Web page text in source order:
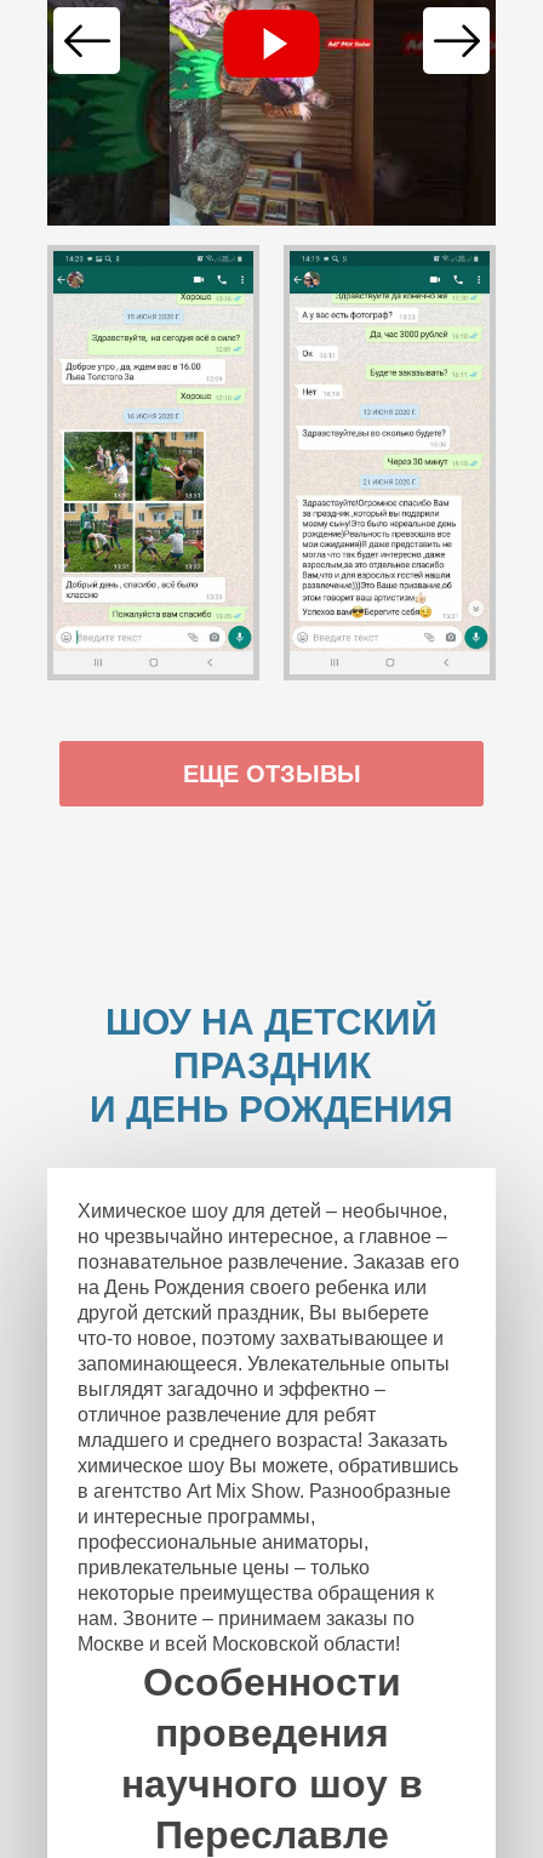
ЕЩЕ ОТЗЫВЫ
ШОУ НА ДЕТСКИЙ
ПРАЗДНИК
И ДЕНЬ РОЖДЕНИЯ
Химическое шоу для детей – необычное,
но чрезвычайно интересное, а главное –
познавательное развлечение. Заказав его
на День Рождения своего ребенка или
другой детский праздник, Вы выберете
что-то новое, поэтому захватывающее и
запоминающееся. Увлекательные опыты
выглядят загадочно и эффектно –
отличное развлечение для ребят
младшего и среднего возраста! Заказать
химическое шоу Вы можете, обратившись
в агентство Art Mix Show. Разнообразные
и интересные программы,
профессиональные аниматоры,
привлекательные цены – только
некоторые преимущества обращения к
нам. Звоните – принимаем заказы по
Москве и всей Московской области!
Особенности
проведения
научного шоу в
Переславле